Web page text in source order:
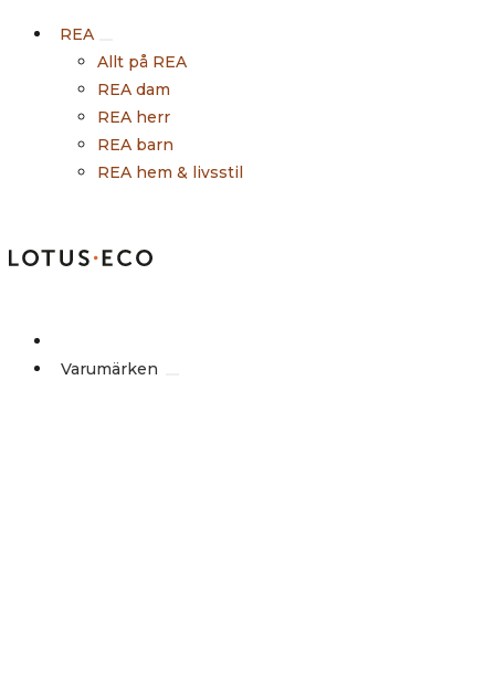
REA
Allt på REA
REA dam
REA herr
REA barn
REA hem & livsstil
Varumärken